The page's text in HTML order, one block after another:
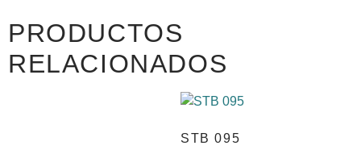
PRODUCTOS
RELACIONADOS
STB 095